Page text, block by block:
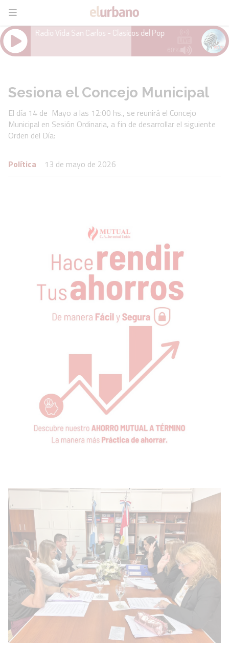
Sesiona el Concejo Municipal
El día 14 de Mayo a las 12:00 hs., se reunirá el Concejo
Municipal en Sesión Ordinaria, a fin de desarrollar el siguiente
Orden del Día:
Política 13 de mayo de 2026